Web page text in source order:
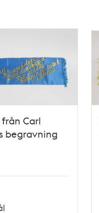
Carl
begravning